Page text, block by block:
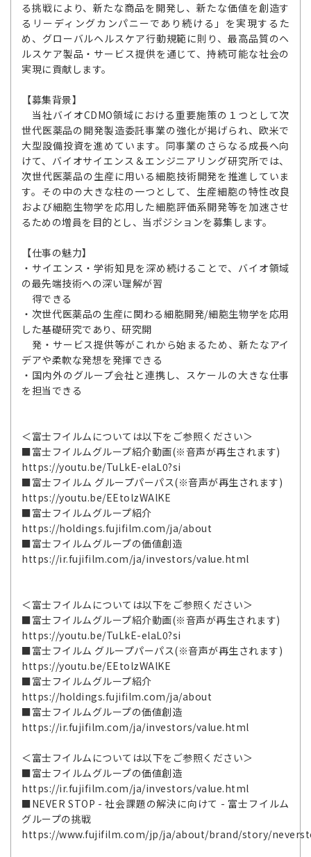
る挑戦により、新たな商品を開発し、新たな価値を創造す
るリーディングカンパニーであり続ける」を実現するた
め、グローバルヘルスケア行動規範に則り、最高品質のヘ
ルスケア製品・サービス提供を通じて、持続可能な社会の
実現に貢献します。
【募集背景】
当社バイオCDMO領域における重要施策の１つとして次
世代医薬品の開発製造委託事業の強化が掲げられ、欧米で
大型設備投資を進めています。同事業のさらなる成長へ向
けて、バイオサイエンス＆エンジニアリング研究所では、
次世代医薬品の生産に用いる細胞技術開発を推進していま
す。その中の大きな柱の一つとして、生産細胞の特性改良
および細胞生物学を応用した細胞評価系開発等を加速させ
るための増員を目的とし、当ポジションを募集します。
【仕事の魅力】
・サイエンス・学術知見を深め続けることで、バイオ領域
の最先端技術への深い理解が習
得できる
・次世代医薬品の生産に関わる細胞開発/細胞生物学を応用
した基礎研究であり、研究開
発・サービス提供等がこれから始まるため、新たなアイ
デアや柔軟な発想を発揮できる
・国内外のグループ会社と連携し、スケールの大きな仕事
を担当できる
＜富士フイルムについては以下をご参照ください＞
■富士フイルムグループ紹介動画(※音声が再生されます)
https://youtu.be/TuLkE-elaL0?si
■富士フイルム グループパーパス(※音声が再生されます)
https://youtu.be/EEtolzWAlKE
■富士フイルムグループ紹介
https://holdings.fujifilm.com/ja/about
■富士フイルムグループの価値創造
https://ir.fujifilm.com/ja/investors/value.html
＜富士フイルムについては以下をご参照ください＞
■富士フイルムグループ紹介動画(※音声が再生されます)
https://youtu.be/TuLkE-elaL0?si
■富士フイルム グループパーパス(※音声が再生されます)
https://youtu.be/EEtolzWAlKE
■富士フイルムグループ紹介
https://holdings.fujifilm.com/ja/about
■富士フイルムグループの価値創造
https://ir.fujifilm.com/ja/investors/value.html
＜富士フイルムについては以下をご参照ください＞
■富士フイルムグループの価値創造
https://ir.fujifilm.com/ja/investors/value.html
■NEVER STOP - 社会課題の解決に向けて - 富士フイルム
グループの挑戦
https://www.fujifilm.com/jp/ja/about/brand/story/